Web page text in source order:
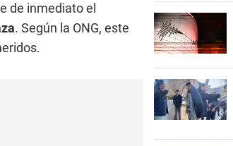
de inmediato el
. Según la ONG, este